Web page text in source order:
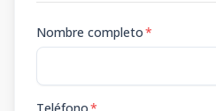
Nombre completo*
Teléfono*